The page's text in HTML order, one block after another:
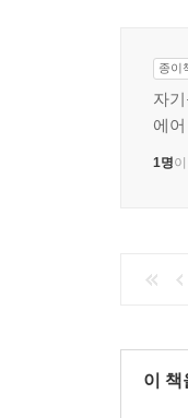
종이
자
에어
1명
이 책